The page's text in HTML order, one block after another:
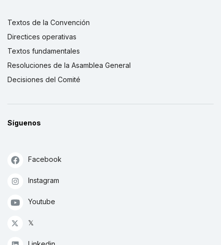
Textos de la Convención
Directices operativas
Textos fundamentales
Resoluciones de la Asamblea General
Decisiones del Comité
Síguenos
Facebook
Instagram
Youtube
𝕏